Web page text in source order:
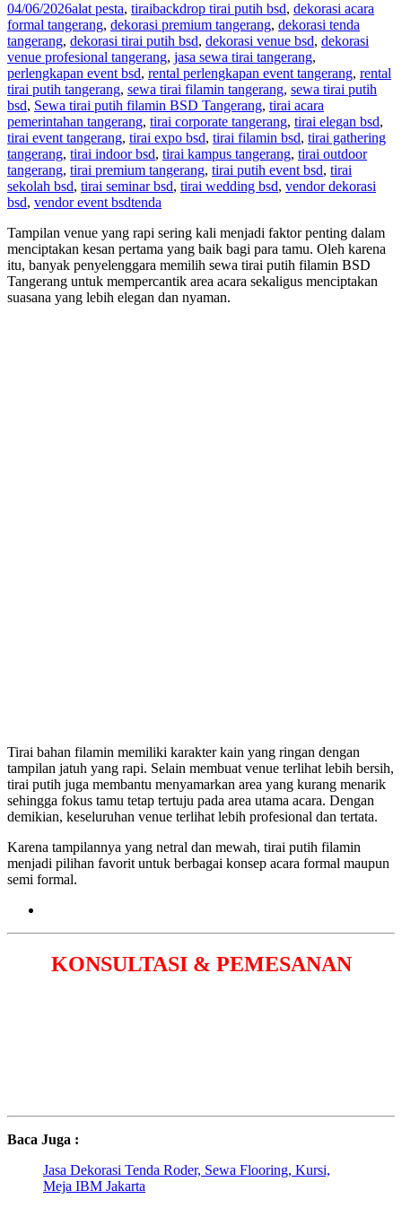
04/06/2026alat pesta, tiraibackdrop tirai putih bsd, dekorasi acara
formal tangerang, dekorasi premium tangerang, dekorasi tenda
tangerang, dekorasi tirai putih bsd, dekorasi venue bsd, dekorasi
venue profesional tangerang, jasa sewa tirai tangerang,
perlengkapan event bsd, rental perlengkapan event tangerang, rental
tirai putih tangerang, sewa tirai filamin tangerang, sewa tirai putih
bsd, Sewa tirai putih filamin BSD Tangerang, tirai acara
pemerintahan tangerang, tirai corporate tangerang, tirai elegan bsd,
tirai event tangerang, tirai expo bsd, tirai filamin bsd, tirai gathering
tangerang, tirai indoor bsd, tirai kampus tangerang, tirai outdoor
tangerang, tirai premium tangerang, tirai putih event bsd, tirai
sekolah bsd, tirai seminar bsd, tirai wedding bsd, vendor dekorasi
bsd, vendor event bsdtenda
Tampilan venue yang rapi sering kali menjadi faktor penting dalam
menciptakan kesan pertama yang baik bagi para tamu. Oleh karena
itu, banyak penyelenggara memilih sewa tirai putih filamin BSD
Tangerang untuk mempercantik area acara sekaligus menciptakan
suasana yang lebih elegan dan nyaman.
Tirai bahan filamin memiliki karakter kain yang ringan dengan
tampilan jatuh yang rapi. Selain membuat venue terlihat lebih bersih,
tirai putih juga membantu menyamarkan area yang kurang menarik
sehingga fokus tamu tetap tertuju pada area utama acara. Dengan
demikian, keseluruhan venue terlihat lebih profesional dan tertata.
Karena tampilannya yang netral dan mewah, tirai putih filamin
menjadi pilihan favorit untuk berbagai konsep acara formal maupun
semi formal.
KONSULTASI & PEMESANAN
Baca Juga :
Jasa Dekorasi Tenda Roder, Sewa Flooring, Kursi,
Meja IBM Jakarta